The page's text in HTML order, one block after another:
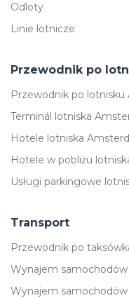
Odloty
Linie lotnicze
Przewodnik po
Przewodnik po
Terminál lotniska
Hotele lotniska
Hotele w pobliżu
Usługi parkingowe
Transport
Przewodnik po
Wynajem
Wynajem